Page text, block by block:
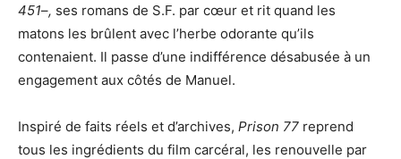
451–, ses romans de S.F. par cœur et rit quand les
matons les brûlent avec l’herbe odorante qu’ils
contenaient. Il passe d’une indifférence désabusée à un
engagement aux côtés de Manuel.
Inspiré de faits réels et d’archives, Prison 77 reprend
tous les ingrédients du film carcéral, les renouvelle par